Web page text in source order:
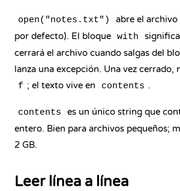
open("notes.txt")
abre el
por defecto). El bloque with
cerrará el archivo cuando salgas del
lanza una excepción. Una vez cerrado,
f ; el texto vive en contents .
contents
es un único string que
entero. Bien para archivos pequeños;
2 GB.
Leer línea a línea